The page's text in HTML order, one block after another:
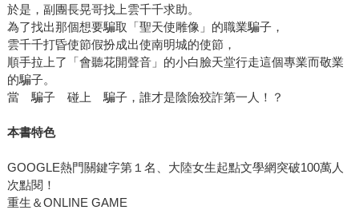
於是，副團長晃哥找上雲千千求助。
為了找出那個想要騙取「聖天使雕像」的職業騙子，
雲千千打昏使節假扮成出使南明城的使節，
順手拉上了「會聽花開聲音」的小白臉天堂行走這個專業而敬業
的騙子。
當 騙子 碰上 騙子，誰才是陰險狡詐第一人！？
本書特色
GOOGLE熱門關鍵字第１名、大陸女生起點文學網突破100萬人
次點閱！
重生＆ONLINE GAME